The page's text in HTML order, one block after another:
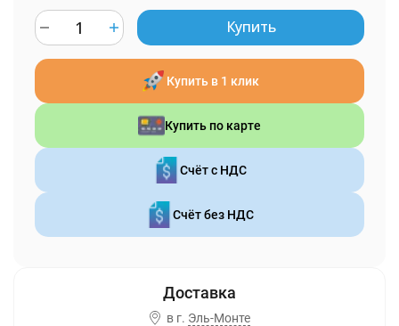
Купить
Купить в 1 клик
Купить по карте
Счёт с НДС
Счёт без НДС
в г. Эль-Монте